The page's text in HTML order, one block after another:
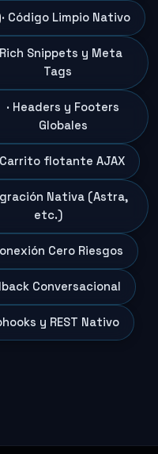
· Código Limpio Nativo
Rich Snippets y Meta
Tags
· Headers y Footers
Globales
Carrito flotante AJAX
Nativa (Astra,
etc.)
Cero Riesgos
Conversacional
y REST Nativo